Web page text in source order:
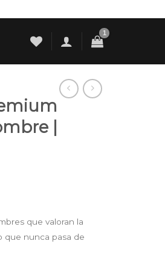
|
que valoran la
que nunca pasa de